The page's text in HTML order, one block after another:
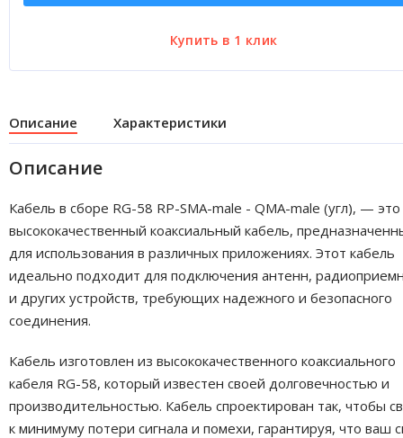
Описание Характеристики
Описание
Кабель в сборе RG-58 RP-SMA-male - QMA-male (угл), — это
высококачественный коаксиальный кабель,
для использования в различных приложениях. Этот кабель
идеально подходит для подключения антенн,
и других устройств, требующих надежного и безопасного
соединения.
Кабель изготовлен из высококачественного коаксиального
кабеля RG-58, который известен своей долговечностью и
производительностью. Кабель спроектирован так, чтобы
к минимуму потери сигнала и помехи, гарантируя, что ваш